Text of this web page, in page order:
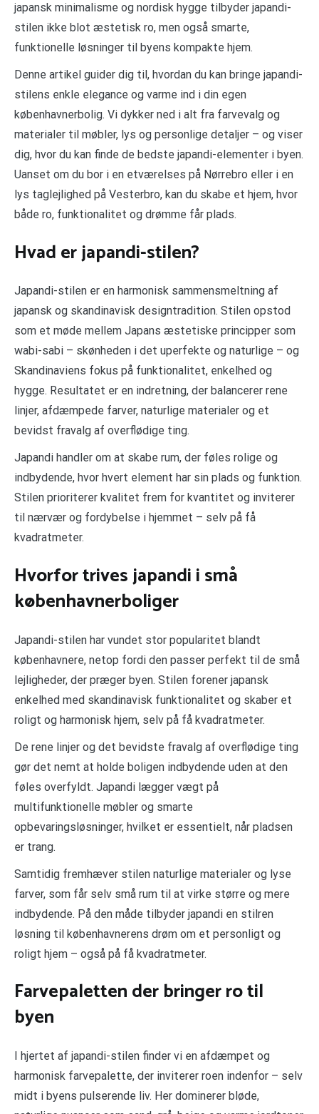
japansk minimalisme og nordisk hygge tilbyder japandi-
stilen ikke blot æstetisk ro, men også smarte,
funktionelle løsninger til byens kompakte hjem.
Denne artikel guider dig til, hvordan du kan bringe japandi-
stilens enkle elegance og varme ind i din egen
københavnerbolig. Vi dykker ned i alt fra farvevalg og
materialer til møbler, lys og personlige detaljer – og viser
dig, hvor du kan finde de bedste japandi-elementer i byen.
Uanset om du bor i en etværelses på Nørrebro eller i en
lys taglejlighed på Vesterbro, kan du skabe et hjem, hvor
både ro, funktionalitet og drømme får plads.
Hvad er japandi-stilen?
Japandi-stilen er en harmonisk sammensmeltning af
japansk og skandinavisk designtradition. Stilen opstod
som et møde mellem Japans æstetiske principper som
wabi-sabi – skønheden i det uperfekte og naturlige – og
Skandinaviens fokus på funktionalitet, enkelhed og
hygge. Resultatet er en indretning, der balancerer rene
linjer, afdæmpede farver, naturlige materialer og et
bevidst fravalg af overflødige ting.
Japandi handler om at skabe rum, der føles rolige og
indbydende, hvor hvert element har sin plads og funktion.
Stilen prioriterer kvalitet frem for kvantitet og inviterer
til nærvær og fordybelse i hjemmet – selv på få
kvadratmeter.
Hvorfor trives japandi i små
københavnerboliger
Japandi-stilen har vundet stor popularitet blandt
københavnere, netop fordi den passer perfekt til de små
lejligheder, der præger byen. Stilen forener japansk
enkelhed med skandinavisk funktionalitet og skaber et
roligt og harmonisk hjem, selv på få kvadratmeter.
De rene linjer og det bevidste fravalg af overflødige ting
gør det nemt at holde boligen indbydende uden at den
føles overfyldt. Japandi lægger vægt på
multifunktionelle møbler og smarte
opbevaringsløsninger, hvilket er essentielt, når pladsen
er trang.
Samtidig fremhæver stilen naturlige materialer og lyse
farver, som får selv små rum til at virke større og mere
indbydende. På den måde tilbyder japandi en stilren
løsning til københavnerens drøm om et personligt og
roligt hjem – også på få kvadratmeter.
Farvepaletten der bringer ro til
byen
I hjertet af japandi-stilen finder vi en afdæmpet og
harmonisk farvepalette, der inviterer roen indenfor – selv
midt i byens pulserende liv. Her dominerer bløde,